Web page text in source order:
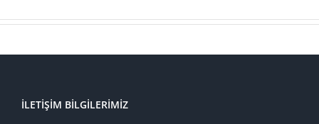
İLETIŞIM BILGILERIMIZ